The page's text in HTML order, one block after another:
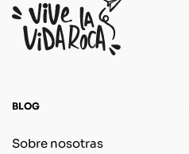
BLOG
Sobre nosotras